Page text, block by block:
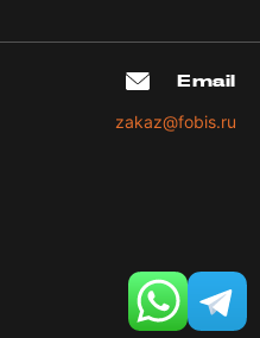
Email
zakaz@fobis.ru